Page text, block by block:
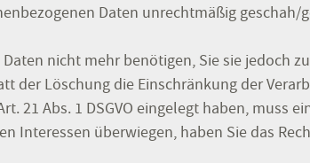
Daten unrechtmäßig
nicht mehr benötigen, Sie sie jedoch
der Löschung die Einschränkung der
21 Abs. 1 DSGVO eingelegt haben,
Interessen überwiegen, haben Sie das